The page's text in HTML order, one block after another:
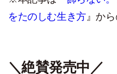
をたのしむ生き方』から
＼絶賛発売中／